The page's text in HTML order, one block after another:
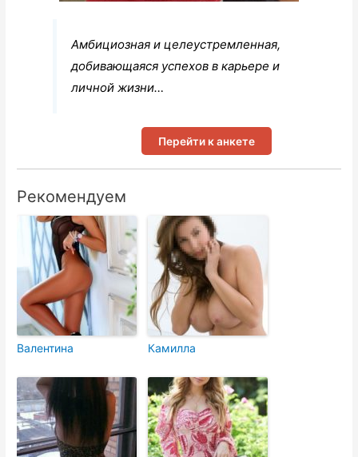
Амбициозная и целеустремленная,
добивающаяся успехов в карьере и
личной жизни…
Перейти к анкете
Рекомендуем
Валентина Камилла